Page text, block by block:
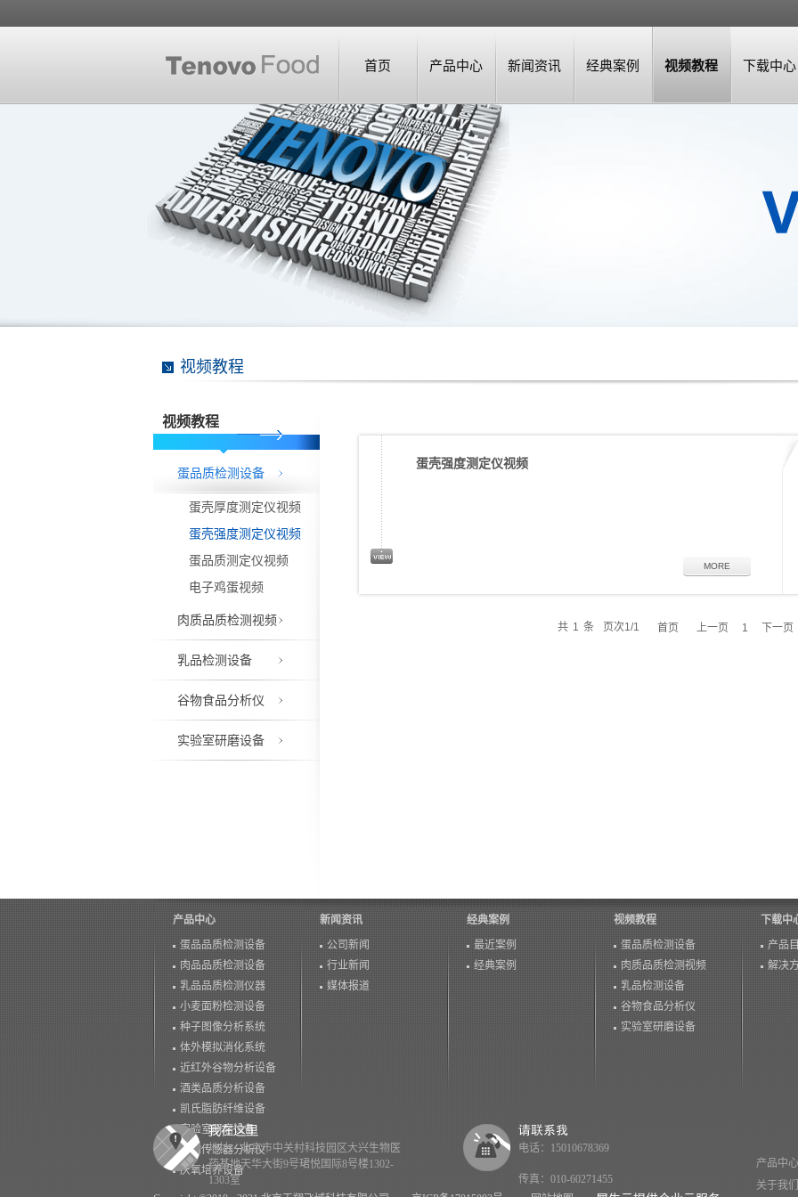
首页 产品中心 新闻资讯 经典案例 视频教程 下载中心
视频教程
蛋品质检测设备
蛋壳厚度测定仪视频
蛋壳强度测定仪视频
蛋品质测定仪视频
电子鸡蛋视频
肉质品质检测视频
乳品检测设备
谷物食品分析仪
实验室研磨设备
视频教程
蛋壳强度测定仪视频
MORE
共 1 条 页次1/1 首页 上一页 1 下一页
产品中心
蛋品品质检测设备
肉品品质检测设备
乳品品质检测仪器
小麦面粉检测设备
种子图像分析系统
体外模拟消化系统
近红外谷物分析设备
酒类品质分析设备
凯氏脂肪纤维设备
实验室研磨设备
生物传感器分析仪
厌氧培养设备
新闻资讯
公司新闻
行业新闻
媒体报道
经典案例
最近案例
经典案例
视频教程
蛋品质检测设备
肉质品质检测视频
乳品检测设备
谷物食品分析仪
实验室研磨设备
下载中
产品
解决
产品中心
关于我们
地址：北京市中关村科技园区大兴生物医
药基地天华大街9号珺悦国际8号楼1302-
1303室
电话：15010678369
传真：010-60271455